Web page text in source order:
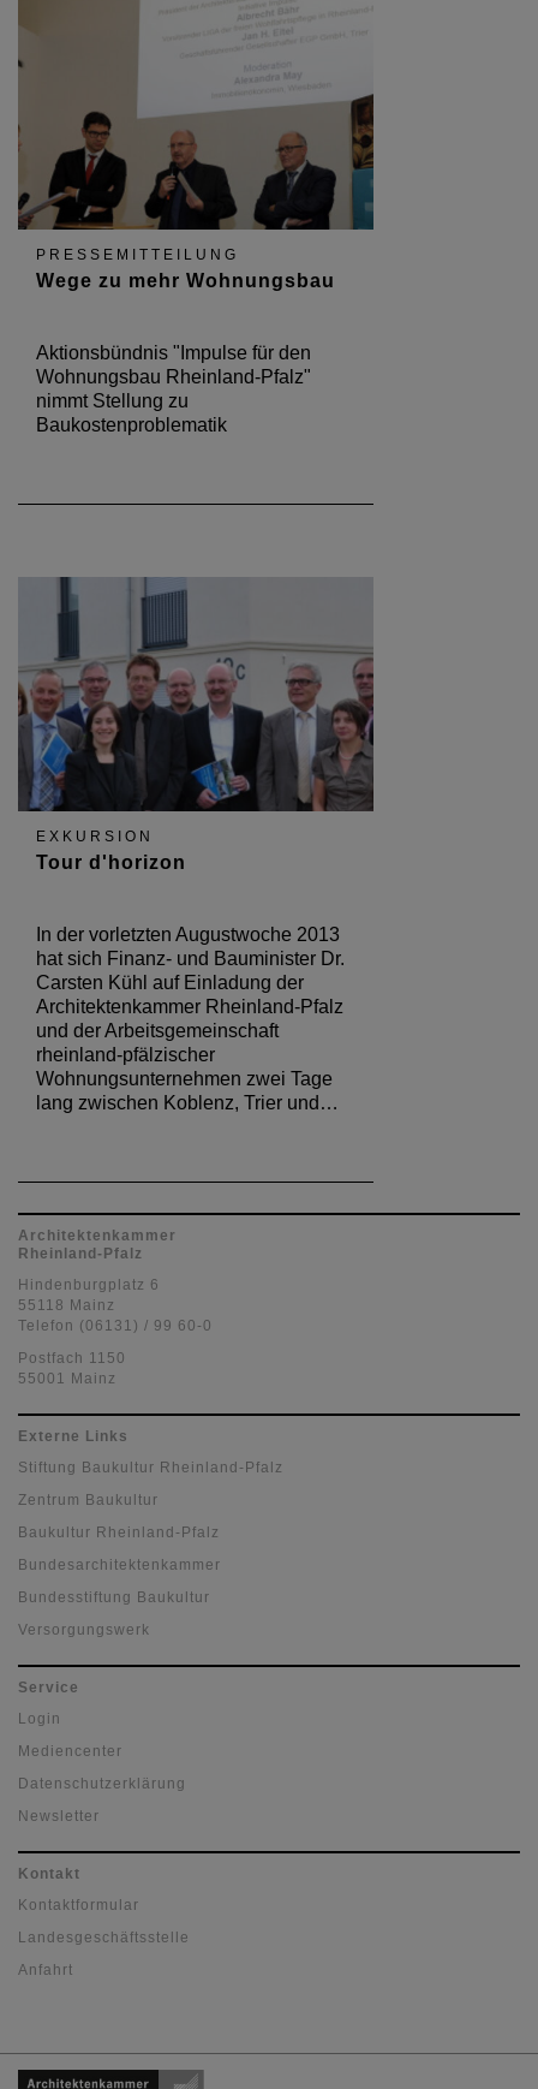
PRESSEMITTEILUNG
Wege zu mehr Wohnungsbau
Aktionsbündnis "Impulse für den
Wohnungsbau Rheinland-Pfalz"
nimmt Stellung zu
Baukostenproblematik
EXKURSION
Tour d'horizon
In der vorletzten Augustwoche 2013
hat sich Finanz- und Bauminister Dr.
Carsten Kühl auf Einladung der
Architektenkammer Rheinland-Pfalz
und der Arbeitsgemeinschaft
rheinland-pfälzischer
Wohnungsunternehmen zwei Tage
lang zwischen Koblenz, Trier und…
Architektenkammer
Rheinland-Pfalz
Hindenburgplatz 6
55118 Mainz
Telefon (06131) / 99 60-0
Postfach 1150
55001 Mainz
Externe Links
Stiftung Baukultur Rheinland-Pfalz
Zentrum Baukultur
Baukultur Rheinland-Pfalz
Bundesarchitektenkammer
Bundesstiftung Baukultur
Versorgungswerk
Service
Login
Mediencenter
Datenschutzerklärung
Newsletter
Kontakt
Kontaktformular
Landesgeschäftsstelle
Anfahrt